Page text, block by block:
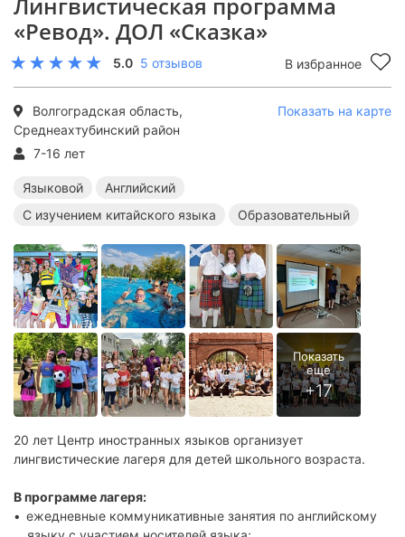
«Ревод». ДОЛ «Сказка»
5.0 5 отзывов В избранное
Волгоградская область,
Среднеахтубинский район
Показать на карте
7-16 лет
Языковой
Английский
С изучением китайского языка
Образовательный
20 лет Центр иностранных языков организует
лингвистические лагеря для детей школьного возраста.
В программе лагеря:
ежедневные коммуникативные занятия по английскому
Летние языковые лагеря Летние английские лагеря
Летние лагеря с изучением китайского языка
Летние лагеря с бассейном